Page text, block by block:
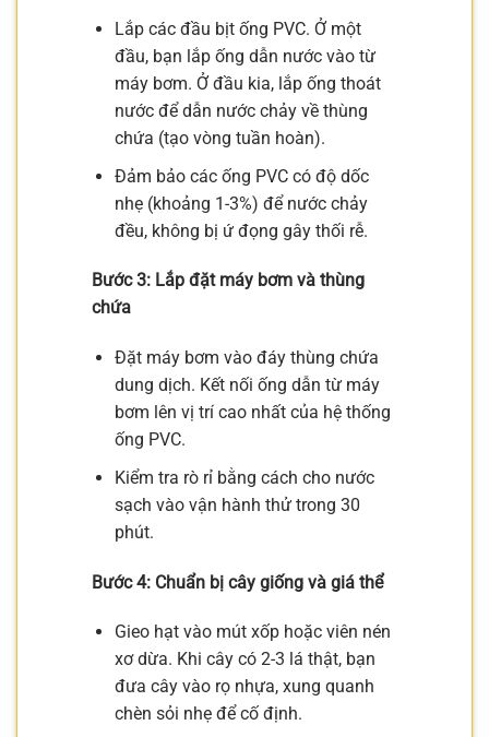
Lắp các đầu bịt ống PVC. Ở một
đầu, bạn lắp ống dẫn nước vào từ
máy bơm. Ở đầu kia, lắp ống thoát
nước để dẫn nước chảy về thùng
chứa (tạo vòng tuần hoàn).
Đảm bảo các ống PVC có độ dốc
nhẹ (khoảng 1-3%) để nước chảy
đều, không bị ứ đọng gây thối rễ.
Bước 3: Lắp đặt máy bơm và thùng
chứa
Đặt máy bơm vào đáy thùng chứa
dung dịch. Kết nối ống dẫn từ máy
bơm lên vị trí cao nhất của hệ thống
ống PVC.
Kiểm tra rò rỉ bằng cách cho nước
sạch vào vận hành thử trong 30
phút.
Bước 4: Chuẩn bị cây giống và giá thể
Gieo hạt vào mút xốp hoặc viên nén
xơ dừa. Khi cây có 2-3 lá thật, bạn
đưa cây vào rọ nhựa, xung quanh
chèn sỏi nhẹ để cố định.